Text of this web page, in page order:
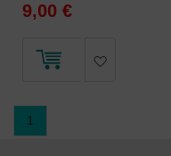
9,00 €
1